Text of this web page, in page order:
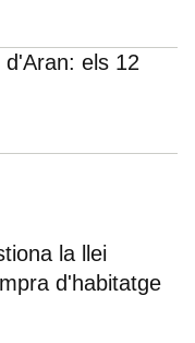
els 12
la llei
d'habitatge